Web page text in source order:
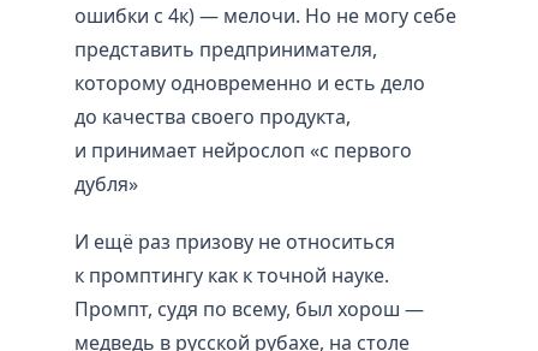
ошибки с 4к) — мелочи. Но не могу себе
представить предпринимателя,
которому одновременно и есть дело
до качества своего продукта,
и принимает нейрослоп «с первого
дубля»
И ещё раз призову не относиться
к промптингу как к точной науке.
Промпт, судя по всему, был хорош —
медведь в русской рубахе, на столе